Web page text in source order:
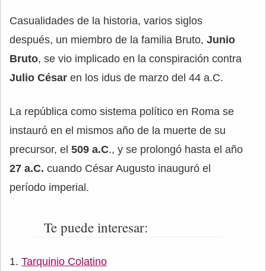
Casualidades de la historia, varios siglos
después, un miembro de la familia Bruto, Junio
Bruto, se vio implicado en la conspiración contra
Julio César en los idus de marzo del 44 a.C.
La república como sistema político en Roma se
instauró en el mismos año de la muerte de su
precursor, el 509 a.C., y se prolongó hasta el año
27 a.C. cuando César Augusto inauguró el
período imperial.
Te puede interesar:
Tarquinio Colatino